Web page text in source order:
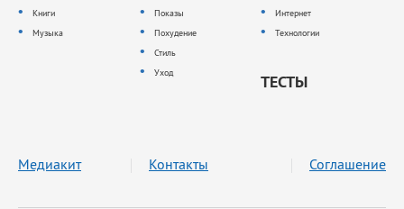
Книги
Музыка
Показы
Похудение
Стиль
Уход
Интернет
Технологии
ТЕСТЫ
Медиакит Контакты Соглашение